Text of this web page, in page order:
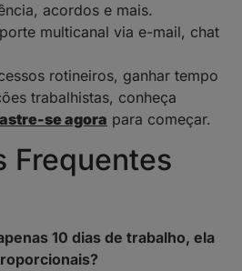
acordos e mais.
multicanal via e-mail, chat
rotineiros, ganhar tempo
trabalhistas, conheça
se agora para começar.
Frequentes
10 dias de trabalho, ela